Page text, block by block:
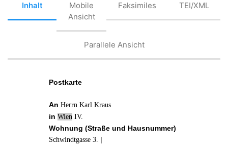
Inhalt
Mobile
Ansicht
Faksimiles TEI/XML
Parallele Ansicht
Postkarte
An Herrn Karl Kraus
in Wien IV.
Wohnung (Straße und Hausnummer)
Schwindtgasse 3. |